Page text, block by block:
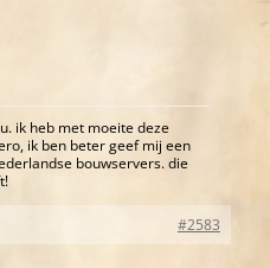
ik heb met moeite deze
ik ben beter geef mij een
bouwservers. die
#2583